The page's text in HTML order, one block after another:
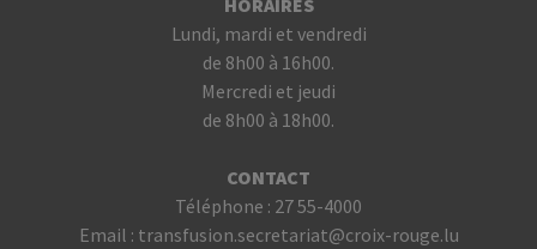
HORAIRES
Lundi, mardi et vendredi
de 8h00 à 16h00.
Mercredi et jeudi
de 8h00 à 18h00.
CONTACT
Téléphone : 27 55-4000
Email : transfusion.secretariat@croix-rouge.lu